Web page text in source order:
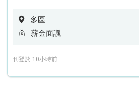
多區
薪金面議
刊登於 10小時前